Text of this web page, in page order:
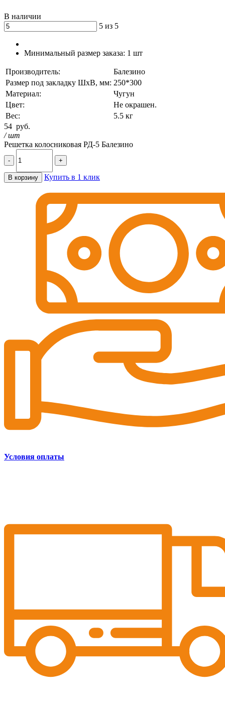
В наличии
5 из 5
Минимальный размер заказа: 1 шт
Производитель:
Балезино
Размер под закладку ШхВ, мм: 250*300
Материал:
Чугун
Цвет:
Не окрашен.
Вес:
5.5 кг
54 руб.
/ шт
Решетка колосниковая РД-5 Балезино
- +
В корзину Купить в 1 клик
Условия оплаты